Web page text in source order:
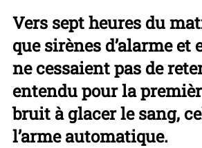
Vers sept heures du
que sirènes d’alarme et
ne cessaient pas de
entendu pour la
bruit à glacer le sang,
l’arme automatique.